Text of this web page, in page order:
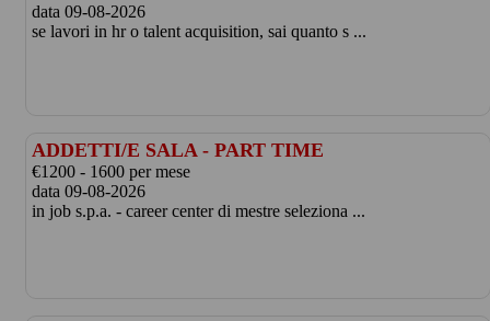
data 09-08-2026
se lavori in hr o talent acquisition, sai quanto s ...
ADDETTI/E SALA - PART TIME
€1200 - 1600 per mese
data 09-08-2026
in job s.p.a. - career center di mestre seleziona ...